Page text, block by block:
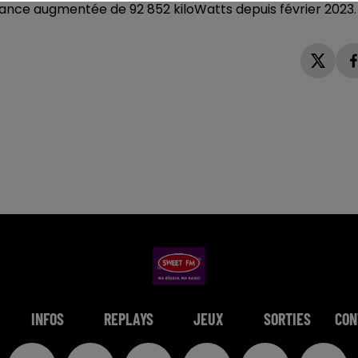
augmentée de 92 852 kiloWatts depuis février 2023.
INFOS REPLAYS JEUX SORTIES